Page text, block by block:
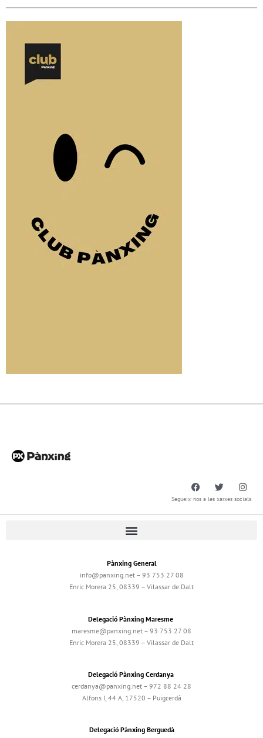
Segueix-nos a les xarxes socials
Pànxing General
info@panxing.net – 93 753 27 08
Enric Morera 25, 08339 – Vilassar de Dalt
Delegació Pànxing Maresme
maresme@panxing.net – 93 753 27 08
Enric Morera 25, 08339 – Vilassar de Dalt
Delegació Pànxing Cerdanya
cerdanya@panxing.net – 972 88 24 28
Alfons I, 44 A, 17520 – Puigcerdà
Delegació Pànxing Berguedà